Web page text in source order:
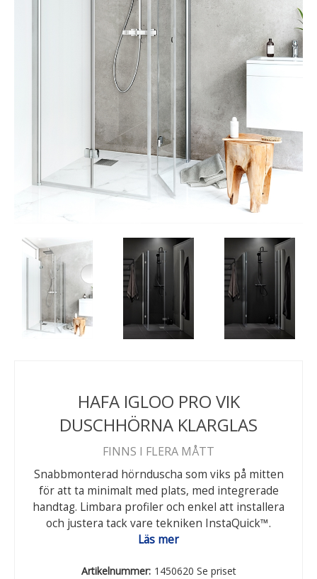
HAFA IGLOO PRO VIK
DUSCHHÖRNA KLARGLAS
FINNS I FLERA MÅTT
Snabbmonterad hörnduscha som viks på mitten
för att ta minimalt med plats, med integrerade
handtag. Limbara profiler och enkel att installera
och justera tack vare tekniken InstaQuick™.
Läs mer
Artikelnummer: 1450620 Se priset